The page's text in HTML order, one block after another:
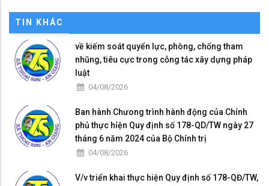
TIN KHÁC
về kiếm soát quyển lực, phòng, chống tham
nhũng, tiêu cực trong cỗng tác xây dựng pháp
luật
04/08/2026
Ban hành Chưong trình hành động của Chính
phủ thực hỉện Quy định số 178-QD/TW ngày 27
tháng 6 năm 2024 của Bộ Chính trị
04/08/2026
V/v triển khai thực hiện Quy định số 178-QĐ/TW,